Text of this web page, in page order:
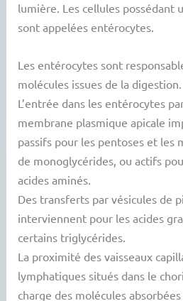
lumière. Les cellules possédant
sont appelées entérocytes.
Les entérocytes sont
molécules issues de la digestion.
L’entrée dans les entérocytes
membrane plasmique apicale
passifs pour les pentoses et les
de monoglycérides, ou actifs
acides aminés.
Des transferts par vésicules de
interviennent pour les acides
certains triglycérides.
La proximité des vaisseaux
lymphatiques situés dans le
charge des molécules